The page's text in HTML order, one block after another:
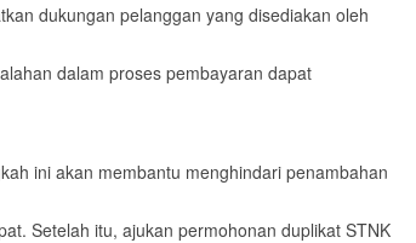
dukungan pelanggan yang disediakan oleh
dalam proses pembayaran dapat
ini akan membantu menghindari penambahan
Setelah itu, ajukan permohonan duplikat STNK